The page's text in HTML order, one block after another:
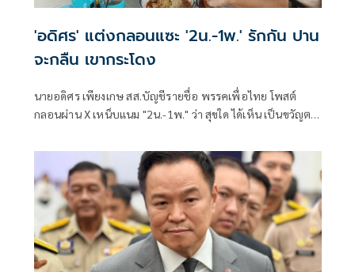
'อดิศร' แต่งกลอนแซะ '2น.-1พ.' รักกัน ปาน
จะกลืน เขากระโดง
นายอดิศร เพียงเกษ สส.บัญชีรายชื่อ พรรคเพื่อไทย โพสต์
กลอนผ่าน X เหน็บแนม "2น.-1พ." ว่า สุขใด ได้เห็น เป็นขวัญตา